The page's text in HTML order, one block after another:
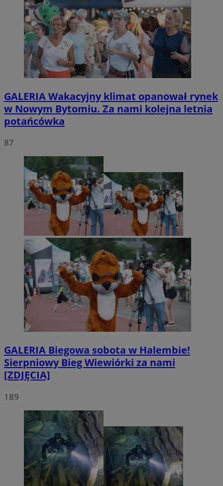
GALERIAWakacyjny klimat opanował rynek
w Nowym Bytomiu. Za nami kolejna letnia
potańcówka
87
GALERIA Biegowa sobota w Halembie!
Sierpniowy Bieg Wiewiórki za nami
[ZDJĘCIA]
189